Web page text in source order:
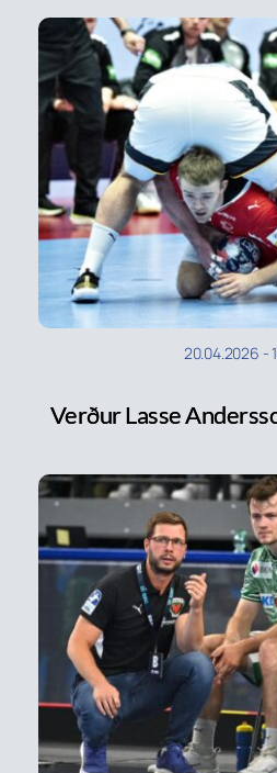
20.04.2026 -
Verður Lasse